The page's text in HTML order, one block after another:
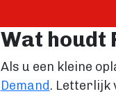
Wat houdt
Als u een kleine
Demand. Letterlijk